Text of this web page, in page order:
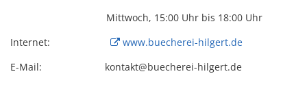
Mittwoch, 15:00 Uhr bis 18:00 Uhr
Internet:
www.buecherei-hilgert.de
E-Mail: kontakt@buecherei-hilgert.de